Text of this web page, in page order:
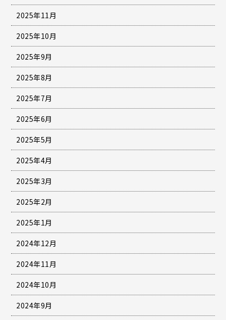
2025年11月
2025年10月
2025年9月
2025年8月
2025年7月
2025年6月
2025年5月
2025年4月
2025年3月
2025年2月
2025年1月
2024年12月
2024年11月
2024年10月
2024年9月